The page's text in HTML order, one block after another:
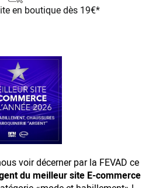
en boutique dès 19€*
voir décerner par la FEVAD ce
du meilleur site E-commerce